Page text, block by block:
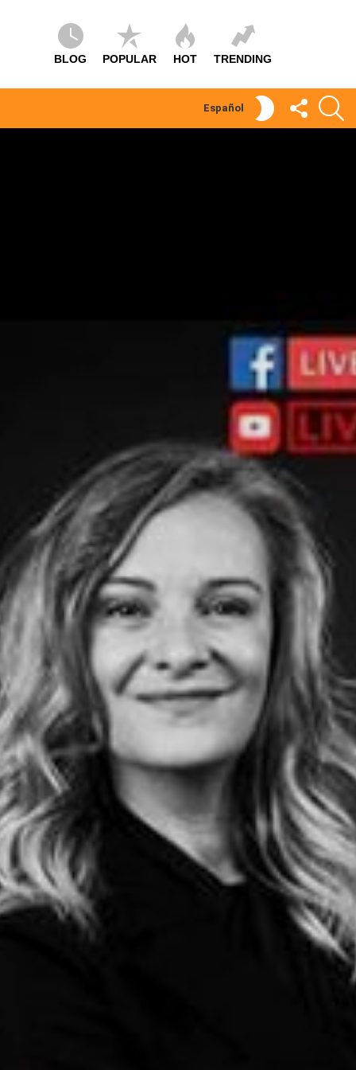
BLOG POPULAR HOT TRENDING
Español
SKIN
SÍGUEME